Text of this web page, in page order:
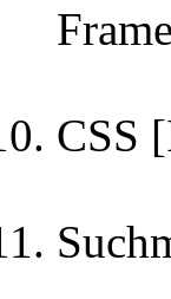
CSS